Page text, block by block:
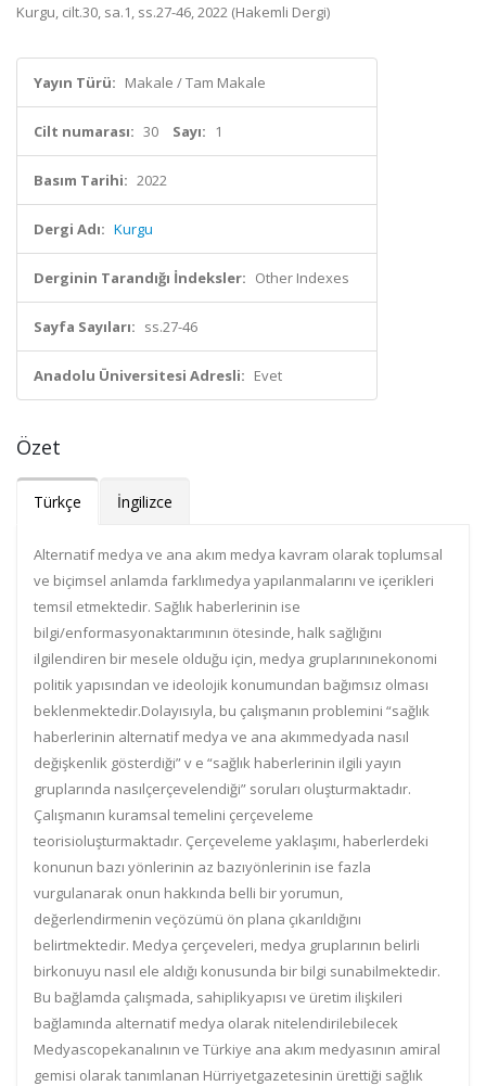
Kurgu, cilt.30, sa.1, ss.27-46, 2022 (Hakemli Dergi)
Yayın Türü: Makale / Tam Makale
Cilt numarası: 30 Sayı: 1
Basım Tarihi: 2022
Dergi Adı: Kurgu
Derginin Tarandığı İndeksler: Other Indexes
Sayfa Sayıları: ss.27-46
Anadolu Üniversitesi Adresli: Evet
Özet
Türkçe İngilizce
Alternatif medya ve ana akım medya kavram olarak toplumsal
ve biçimsel anlamda farklımedya yapılanmalarını ve içerikleri
temsil etmektedir. Sağlık haberlerinin ise
bilgi/enformasyonaktarımının ötesinde, halk sağlığını
ilgilendiren bir mesele olduğu için, medya gruplarınınekonomi
politik yapısından ve ideolojik konumundan bağımsız olması
beklenmektedir.Dolayısıyla, bu çalışmanın problemini “sağlık
haberlerinin alternatif medya ve ana akımmedyada nasıl
değişkenlik gösterdiği” v e “sağlık haberlerinin ilgili yayın
gruplarında nasılçerçevelendiği” soruları oluşturmaktadır.
Çalışmanın kuramsal temelini çerçeveleme
teorisioluşturmaktadır. Çerçeveleme yaklaşımı, haberlerdeki
konunun bazı yönlerinin az bazıyönlerinin ise fazla
vurgulanarak onun hakkında belli bir yorumun,
değerlendirmenin veçözümü ön plana çıkarıldığını
belirtmektedir. Medya çerçeveleri, medya gruplarının belirli
birkonuyu nasıl ele aldığı konusunda bir bilgi sunabilmektedir.
Bu bağlamda çalışmada, sahiplikyapısı ve üretim ilişkileri
bağlamında alternatif medya olarak nitelendirilebilecek
Medyascopekanalının ve Türkiye ana akım medyasının amiral
gemisi olarak tanımlanan Hürriyetgazetesinin ürettiği sağlık